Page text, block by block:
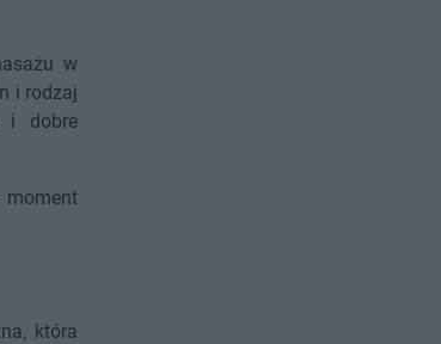
w
i rodzaj
i dobre
moment
która